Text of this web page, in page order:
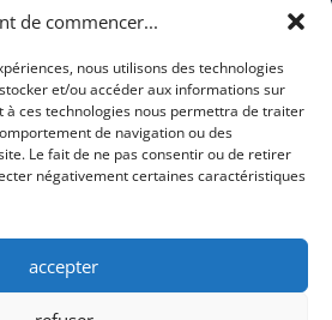
de commencer...
nous utilisons des technologies
et/ou accéder aux informations sur
à ces technologies nous permettra de traiter
de navigation ou des
Le fait de ne pas consentir ou de retirer
négativement certaines caractéristiques
accepter
S'ABONNER